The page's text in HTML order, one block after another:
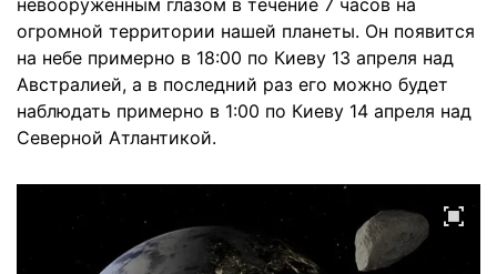
невооруженным глазом в течение 7 часов на
огромной территории нашей планеты. Он появится
на небе примерно в 18:00 по Киеву 13 апреля над
Австралией, а в последний раз его можно будет
наблюдать примерно в 1:00 по Киеву 14 апреля над
Северной Атлантикой.